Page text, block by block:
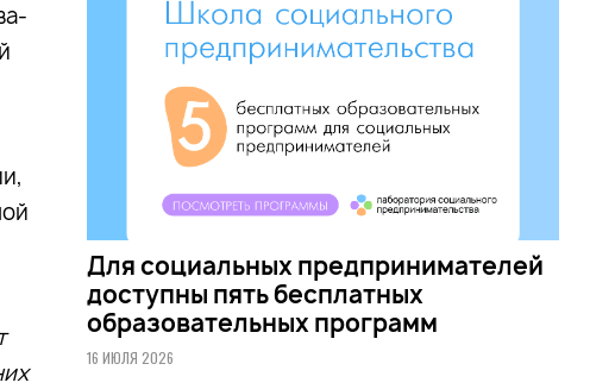
Для социальных предпринимателей
доступны пять бесплатных
образовательных программ
16 ИЮЛЯ 2026